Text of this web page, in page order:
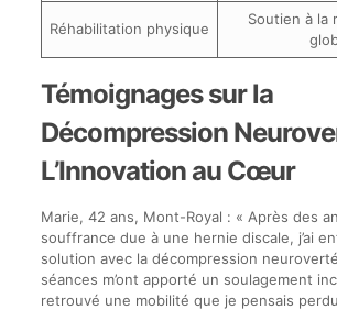
Réhabilitation physique
Soutien à la
Témoignages sur la
Décompression
L’Innovation au Cœur
Marie, 42 ans, Mont-Royal : « Après des
souffrance due à une hernie discale, j’ai
solution avec la décompression
séances m’ont apporté un soulagement
retrouvé une mobilité que je pensais